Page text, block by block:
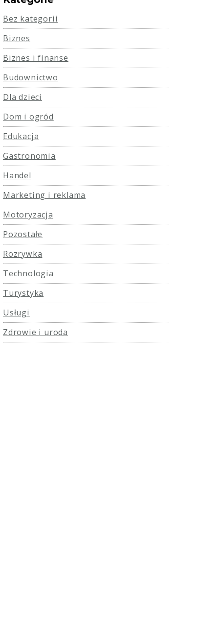
Bez kategorii
Biznes
Biznes i finanse
Budownictwo
Dla dzieci
Dom i ogród
Edukacja
Gastronomia
Handel
Marketing i reklama
Motoryzacja
Pozostałe
Rozrywka
Technologia
Turystyka
Usługi
Zdrowie i uroda